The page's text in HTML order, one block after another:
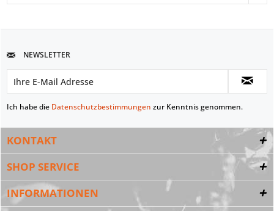
NEWSLETTER
Ich habe die Datenschutzbestimmungen zur Kenntnis genommen.
KONTAKT
SHOP SERVICE
INFORMATIONEN